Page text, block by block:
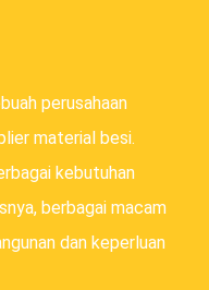
perusahaan
material besi.
kebutuhan
berbagai macam
dan keperluan